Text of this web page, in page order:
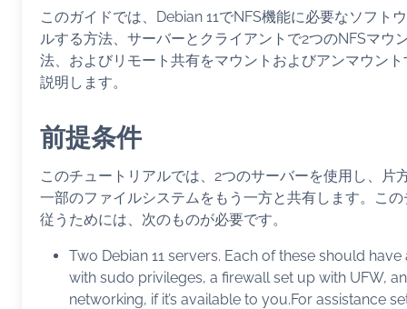
このガイドでは、Debian 11でNFS機能に必要なソフト
ルする方法、サーバーとクライアントで2つのNFSマウ
法、およびリモート共有をマウントおよびアンマウン
説明します。
前提条件
このチュートリアルでは、2つのサーバーを使用し、片
一部のファイルシステムをもう一方と共有します。こ
従うためには、次のものが必要です。
Two Debian 11 servers. Each of these should
with sudo privileges, a firewall set up with UFW,
networking, if it’s available to you.For assistance